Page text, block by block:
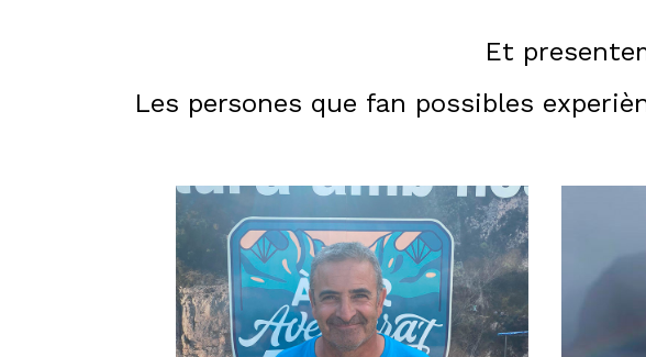
Et
Les persones que fan possibles